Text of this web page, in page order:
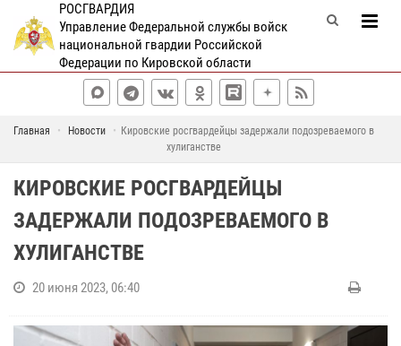
РОСГВАРДИЯ
Управление Федеральной службы войск
национальной гвардии Российской
Федерации по Кировской области
Главная Новости
Кировские росгвардейцы задержали подозреваемого в
хулиганстве
КИРОВСКИЕ РОСГВАРДЕЙЦЫ
ЗАДЕРЖАЛИ ПОДОЗРЕВАЕМОГО В
ХУЛИГАНСТВЕ
20 июня 2023, 06:40